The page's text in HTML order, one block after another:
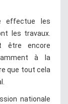
effectue les
les travaux.
être encore
à la
que tout cela
nationale